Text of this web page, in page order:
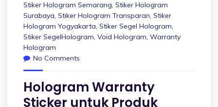
Stiker Hologram Semarang, Stiker Hologram
Surabaya, Stiker Hologram Transparan, Stiker
Hologram Yogyakarta, Stiker Segel Hologram,
Stiker SegelHologram, Void Hologram, Warranty
Hologram
No Comments
Hologram Warranty
Sticker untuk Produk